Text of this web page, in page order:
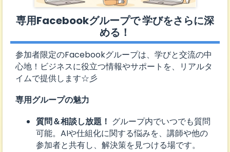
専用Facebookグループで 学びをさらに深
める！
参加者限定のFacebookグループは、学びと交流の中
心地！ビジネスに役立つ情報やサポートを、リアルタ
イムで提供します☆彡
専用グループの魅力
質問＆相談し放題！ グループ内でいつでも質問
可能。AIや仕組化に関する悩みを、講師や他の
参加者と共有し、解決策を見つける場です。